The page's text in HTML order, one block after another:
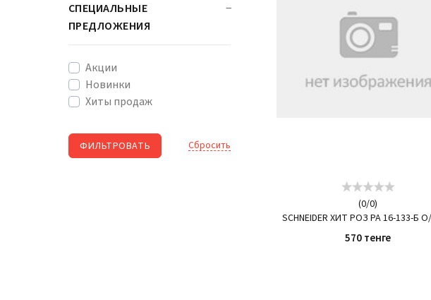
СПЕЦИАЛЬНЫЕ
ПРЕДЛОЖЕНИЯ
Акции
Новинки
Хиты продаж
Cбросить
(0/0)
SCHNEIDER ХИТ РОЗ РА 16-133-Б
570 тенге